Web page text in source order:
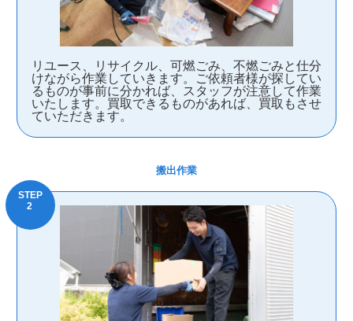
リユース、リサイクル、可燃ごみ、不燃ごみと仕分
けながら作業していきます。ご依頼者様が探してい
るものが事前に分かれば、スタッフが注意して作業
いたします。買取できるものがあれば、買取もさせ
ていただきます。
搬出作業